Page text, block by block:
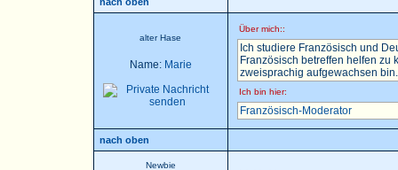
alter Hase
Name: Marie
Über mich::
Ich studiere Französisch und
Französisch betreffen helfen zu
zweisprachig aufgewachsen
Ich bin hier:
Französisch-Moderator
nach oben
Newbie